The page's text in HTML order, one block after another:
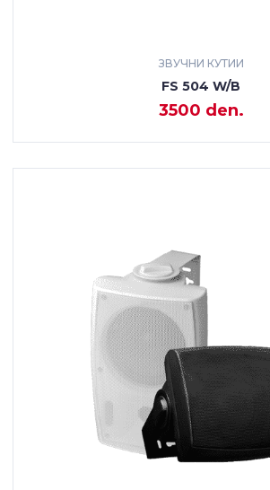
ЗВУЧНИ КУТИИ
FS 504 W/B
3500 den.